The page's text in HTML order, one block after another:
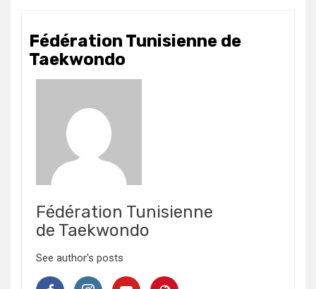
Fédération Tunisienne de
Taekwondo
Fédération Tunisienne
de Taekwondo
See author's posts